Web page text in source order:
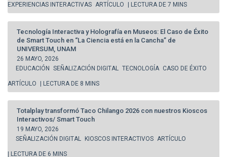
EXPERIENCIAS INTERACTIVAS ARTÍCULO | LECTURA DE 7 MINS
Tecnología Interactiva y Holografía en Museos: El Caso de Éxito
de Smart Touch en “La Ciencia está en la Cancha” de
UNIVERSUM, UNAM
26 MAYO, 2026
EDUCACIÓN SEÑALIZACIÓN DIGITAL TECNOLOGÍA CASO DE ÉXITO
ARTÍCULO | LECTURA DE 8 MINS
Totalplay transformó Taco Chilango 2026 con nuestros Kioscos
Interactivos/ Smart Touch
19 MAYO, 2026
SEÑALIZACIÓN DIGITAL
KIOSCOS INTERACTIVOS ARTÍCULO
| LECTURA DE 6 MINS